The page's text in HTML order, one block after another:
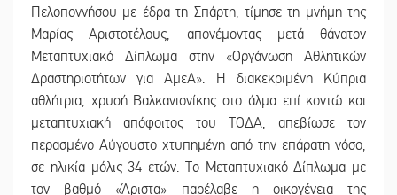
Πελοποννήσου με έδρα τη Σπάρτη, τίμησε τη μνήμη της
Μαρίας Αριστοτέλους, απονέμοντας μετά θάνατον
Μεταπτυχιακό Δίπλωμα στην «Οργάνωση Αθλητικών
Δραστηριοτήτων για ΑμεΑ». Η διακεκριμένη Κύπρια
αθλήτρια, χρυσή Βαλκανιονίκης στο άλμα επί κοντώ και
μεταπτυχιακή απόφοιτος του ΤΟΔΑ, απεβίωσε τον
περασμένο Αύγουστο χτυπημένη από την επάρατη νόσο,
σε ηλικία μόλις 34 ετών. Το Μεταπτυχιακό Δίπλωμα με
τον βαθμό «Άριστα» παρέλαβε η οικογένεια της